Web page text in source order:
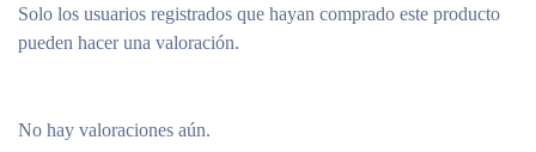
No hay valoraciones aún.
Solo los usuarios registrados que hayan comprado este producto
pueden hacer una valoración.